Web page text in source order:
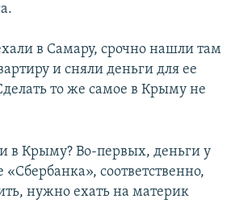
в Самару, срочно нашли там
и сняли деньги для ее
то же самое в Крыму не
в Крыму? Во-первых, деньги у
«Сбербанка», соответственно,
нужно ехать на материк